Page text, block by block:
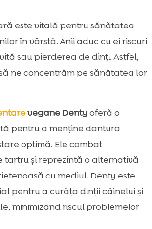
este vitală pentru sănătatea
în vârstă. Anii aduc cu ei riscuri
sau pierderea de dinți. Astfel,
ne concentrăm pe sănătatea lor
vegane Denty oferă o
pentru a menține dantura
optimă. Ele combat
tartru și reprezintă o alternativă
cu mediul. Denty este
pentru a curăța dinții câinelui și
minimizând riscul problemelor